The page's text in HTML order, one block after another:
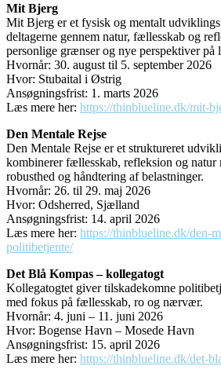
Mit Bjerg
Mit Bjerg er et fysisk og mentalt
deltagerne gennem natur, fællesskab og
personlige grænser og nye perspektiver på
Hvornår: 30. august til 5. september 2026
Hvor: Stubaital i Østrig
Ansøgningsfrist: 1. marts 2026
Læs mere her: https://thinblueline.dk/mit-
Den Mentale Rejse
Den Mentale Rejse er et struktureret
kombinerer fællesskab, refleksion og natur
robusthed og håndtering af belastninger.
Hvornår: 26. til 29. maj 2026
Hvor: Odsherred, Sjælland
Ansøgningsfrist: 14. april 2026
Læs mere her: https://thinblueline.dk/den-
politibetjente/
Det Blå Kompas – kollegatogt
Kollegatogtet giver tilskadekomne
med fokus på fællesskab, ro og nærvær.
Hvornår: 4. juni – 11. juni 2026
Hvor: Bogense Havn – Mosede Havn
Ansøgningsfrist: 15. april 2026
Læs mere her: https://thinblueline.dk/det-